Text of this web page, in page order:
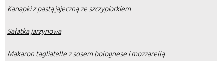
Kanapki z pastą jajeczną ze szczypiorkiem
Sałatka jarzynowa
Makaron tagliatelle z sosem bolognese i mozzarellą